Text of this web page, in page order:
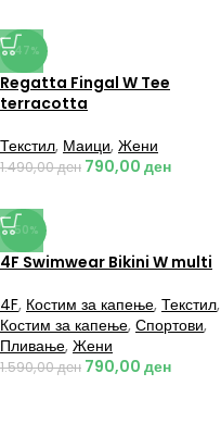
-47%
Regatta Fingal W Tee
terracotta
Текстил, Маици, Жени
1.490,00ден 790,00 ден
-50%
4F Swimwear Bikini W multi
4F, Костим за капење, Текстил,
Костим за капење, Спортови,
Пливање, Жени
1.590,00ден 790,00 ден